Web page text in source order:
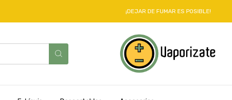
¡DEJAR DE FUMAR ES POSIBLE!